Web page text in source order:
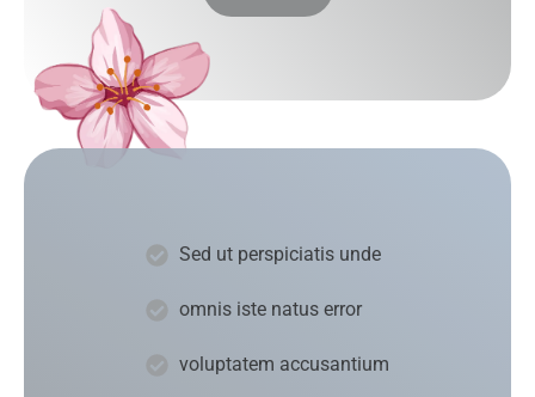
Sed ut perspiciatis unde
omnis iste natus error
voluptatem accusantium